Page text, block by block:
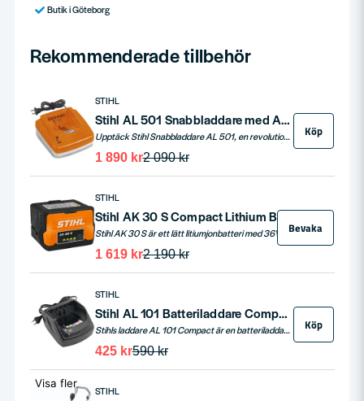
Butik i Göteborg
Rekommenderade tillbehör
STIHL
Stihl AL 501 Snabbladdare med Aktiv Kylning - För AP & AR Batterier
Upptäck Stihl Snabbladdare AL 501, en revolutionerande laddningslösning designad för både snabb och skonsam laddning av dina STIHL AP och AR batterier. Med en imponerande laddningsström på 12A och avancerade funktioner som aktiv batterikylning och laddningsindikator (LED), är denna laddare idealisk för professionella användare som kräver effektivitet och pålitlighet.
2 090 kr
1 890 kr
Köp
STIHL
Stihl AK 30 S Compact Lithium Batteri 36V 5,0ah
2 190 kr
1 619 kr
Bevaka
STIHL
Stihl AL 101 Batteriladdare Compact för AK & AP-batterier
Stihls laddare AL 101 Compact är en batteriladdare med laddindikator. Stihls laddare AL 101 kan enkelt fästas på vägen vid behov. Passar till samtliga Stihl & Vikingprodukter i 36V-segmentet. Se laddtider för respektiva Stihl batteri nedan.
590 kr
425 kr
Köp
STIHL
Visa fler